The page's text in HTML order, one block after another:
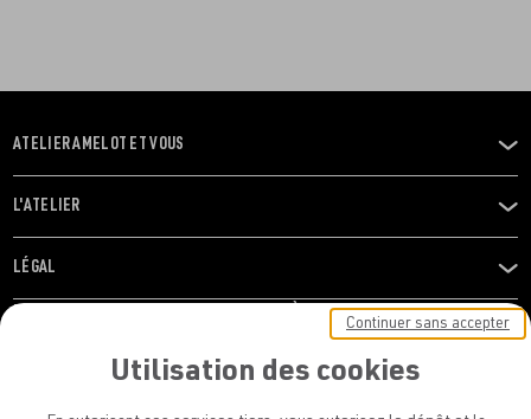
OUVRIR
LE
MENU
ATELIER AMELOT ET VOUS
OUVRIR
LE
MENU
L'ATELIER
OUVRIR
LE
LÉGAL
RESTONS EN CONTACT ! ABONNEZ-VOUS À NOTRE
Utilisation des cookies
Continuer sans accepter